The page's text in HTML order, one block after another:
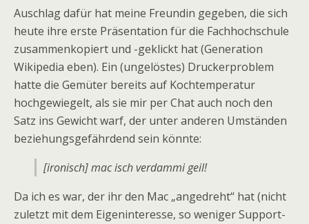
Auschlag dafür hat meine Freundin gegeben, die sich
heute ihre erste Präsentation für die Fachhochschule
zusammenkopiert und -geklickt hat (Generation
Wikipedia eben). Ein (ungelöstes) Druckerproblem
hatte die Gemüter bereits auf Kochtemperatur
hochgewiegelt, als sie mir per Chat auch noch den
Satz ins Gewicht warf, der unter anderen Umständen
beziehungsgefährdend sein könnte:
[ironisch] mac isch verdammi geil!
Da ich es war, der ihr den Mac „angedreht“ hat (nicht
zuletzt mit dem Eigeninteresse, so weniger Support-